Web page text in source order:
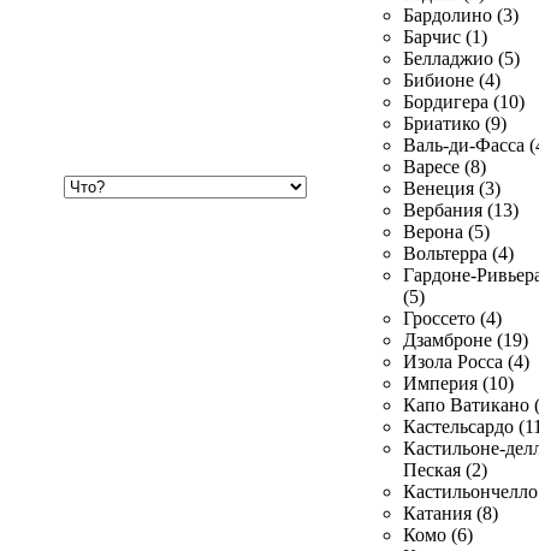
Бардолино (3)
Барчис (1)
Белладжио (5)
Бибионе (4)
Бордигера (10)
Бриатико (9)
Валь-ди-Фасса
Варесе (8)
Венеция (3)
Вербания (13)
Верона (5)
Вольтерра (4)
Гардоне-
(5)
Гроссето (4)
Дзамброне (19)
Изола Росса (4)
Империя (10)
Капо Ватикано
Кастельсардо
Кастильоне-
Пеская (2)
Катания (8)
Комо (6)